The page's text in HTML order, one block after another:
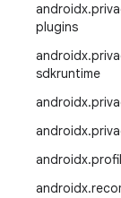
androidx.
plugins
androidx.
sdkruntime
androidx.
androidx.
androidx.
androidx.